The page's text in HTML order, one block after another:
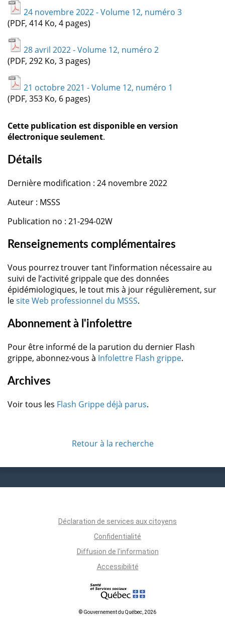
24 novembre 2022 - Volume 12, numéro 3
(PDF, 414 Ko, 4 pages)
28 avril 2022 - Volume 12, numéro 2
(PDF, 292 Ko, 3 pages)
21 octobre 2021 - Volume 12, numéro 1
(PDF, 353 Ko, 6 pages)
Cette publication est disponible en version
électronique seulement.
Détails
Dernière modification : 24 novembre 2022
Auteur : MSSS
Publication no : 21-294-02W
Renseignements complémentaires
Vous pourrez trouver tant l’information nécessaire au
suivi de l’activité grippale que des données
épidémiologiques, le tout mis à jour régulièrement, sur
lesite Web professionnel du MSSS.
Abonnement à l'infolettre
Pour être informé de la parution du dernier Flash
grippe, abonnez-vous à Infolettre Flash grippe.
Archives
Voir tous les Flash Grippe déjà parus.
Retour à la recherche
Déclaration de services aux citoyens
Confidentialité
Diffusion de l'information
Accessibilité
© Gouvernement du Québec, 2026